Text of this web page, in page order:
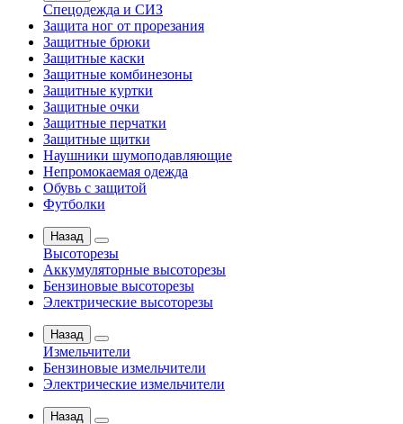
Спецодежда и СИЗ
Защита ног от прорезания
Защитные брюки
Защитные каски
Защитные комбинезоны
Защитные куртки
Защитные очки
Защитные перчатки
Защитные щитки
Наушники шумоподавляющие
Непромокаемая одежда
Обувь с защитой
Футболки
Назад
Высоторезы
Аккумуляторные высоторезы
Бензиновые высоторезы
Электрические высоторезы
Назад
Измельчители
Бензиновые измельчители
Электрические измельчители
Назад